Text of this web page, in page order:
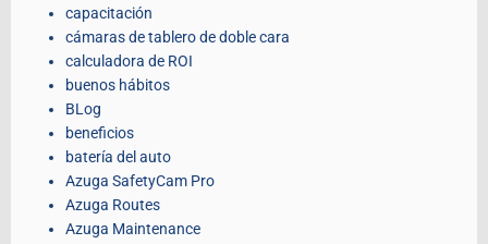
capacitación
cámaras de tablero de doble cara
calculadora de ROI
buenos hábitos
BLog
beneficios
batería del auto
Azuga SafetyCam Pro
Azuga Routes
Azuga Maintenance